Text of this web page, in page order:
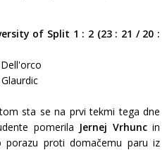
of Split 1 : 2 (23 : 21 / 20 :
sta se na prvi tekmi tega dne
pomerila Jernej Vrhunc in
proti domačemu paru iz